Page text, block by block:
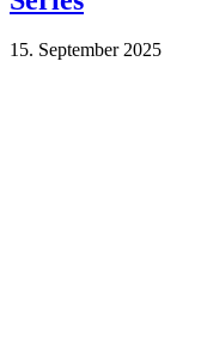
15. September 2025